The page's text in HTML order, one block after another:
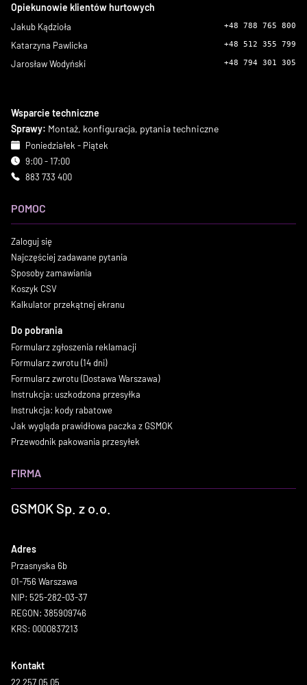
Opiekunowie klientów hurtowych
Jakub Kądzioła +48 788 765 800
Katarzyna Pawlicka +48 512 355 799
Jarosław Wodyński +48 794 301 305
Wsparcie techniczne
Sprawy: Montaż, konfiguracja, pytania techniczne
Poniedziałek - Piątek
9:00 - 17:00
883 733 400
POMOC
Zaloguj się
Najczęściej zadawane pytania
Sposoby zamawiania
Koszyk CSV
Kalkulator przekątnej ekranu
Do pobrania
Formularz zgłoszenia reklamacji
Formularz zwrotu (14 dni)
Formularz zwrotu (Dostawa Warszawa)
Instrukcja: uszkodzona przesyłka
Instrukcja: kody rabatowe
Jak wygląda prawidłowa paczka z GSMOK
Przewodnik pakowania przesyłek
FIRMA
GSMOK Sp. z o.o.
Adres
Przasnyska 6b
01-756 Warszawa
NIP: 525-282-03-37
REGON: 385909746
KRS: 0000837213
Kontakt
22 257 05 05